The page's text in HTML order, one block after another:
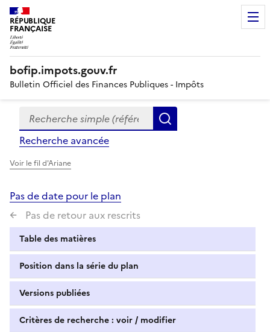
RÉPUBLIQUE
FRANÇAISE
bofip.impots.gouv.fr
Bulletin Officiel des Finances Publiques - Impôts
Formulaire
de
recherche
Recherche simple (références, mots clés, partie du
Recherche avancée
Voir le fil d'Ariane
Pas de date pour le plan
Pas de retour aux rescrits
Table des matières
Position dans la série du plan
Versions publiées
Critères de recherche : voir / modifier